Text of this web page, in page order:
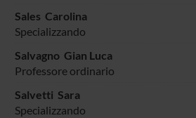
Sales Carolina
Specializzando
Salvagno Gian Luca
Professore ordinario
Salvetti Sara
Specializzando